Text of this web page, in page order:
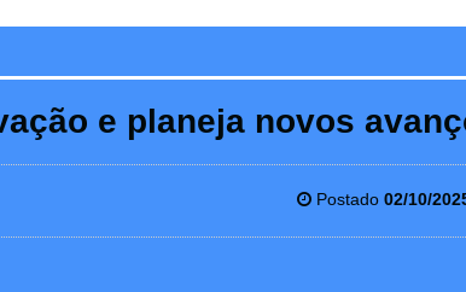
e planeja novos
Postado 02/10/